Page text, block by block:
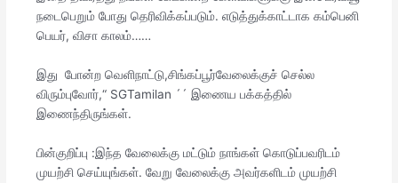
நடைபெறும் போது தெரிவிக்கப்படும். எடுத்துக்காட்டாக கம்பெனி
பெயர், விசா காலம்……
இது போன்ற வெளிநாட்டு,சிங்கப்பூர்வேலைக்குச் செல்ல
விரும்புவோர்,“ SGTamilan ´´ இணைய பக்கத்தில்
இணைந்திருங்கள்.
பின்குறிப்பு :இந்த வேலைக்கு மட்டும் நாங்கள் கொடுப்பவரிடம்
முயற்சி செய்யுங்கள். வேறு வேலைக்கு அவர்களிடம் முயற்சி